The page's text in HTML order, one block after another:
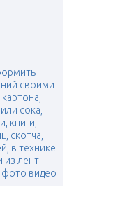
своими
сока,
книги,
скотча,
в технике
из лент:
фото видео